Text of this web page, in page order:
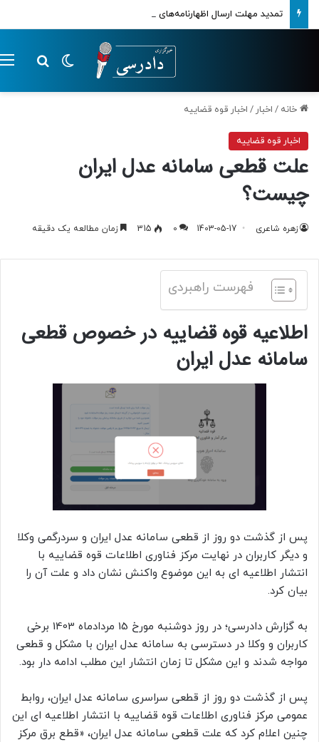
تمدید مهلت ارسال اظهارنامه‌های مالیاتی تا پایان تابستان 1405
تغییر پوسته
خانه / اخبار / اخبار قوه قضاییه
اخبار قوه قضاییه
علت قطعی سامانه عدل ایران
چیست؟
زهره شاعری 1403-05-17
0
315 زمان مطالعه یک دقیقه
فهرست راهبردی
اطلاعیه قوه قضاییه در خصوص قطعی
سامانه عدل ایران
پس از گذشت دو روز از قطعی سامانه عدل ایران و سردرگمی وکلا
و دیگر کاربران در نهایت مرکز فناوری اطلاعات قوه قضاییه با
انتشار اطلاعیه ای به این موضوع واکنش نشان داد و علت آن را
بیان کرد.
به گزارش دادرسی؛ در روز دوشنبه مورخ 15 مردادماه 1403 برخی
کاربران و وکلا در دسترسی به سامانه عدل ایران با مشکل و قطعی
مواجه شدند و این مشکل تا زمان انتشار این مطلب ادامه دار بود.
پس از گذشت دو روز از قطعی سراسری سامانه عدل ایران، روابط
عمومی مرکز فناوری اطلاعات قوه قضاییه با انتشار اطلاعیه ای این
چنین اعلام کرد که علت قطعی سامانه عدل ایران، «قطع برق مرکز